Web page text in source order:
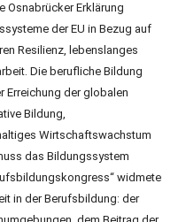
Erklärung
der EU in Bezug auf
Resilienz, lebenslanges
Die berufliche Bildung
Erreichung der globalen
Bildung,
Wirtschaftswachstum
das Bildungssystem
widmete
in der Berufsbildung: der